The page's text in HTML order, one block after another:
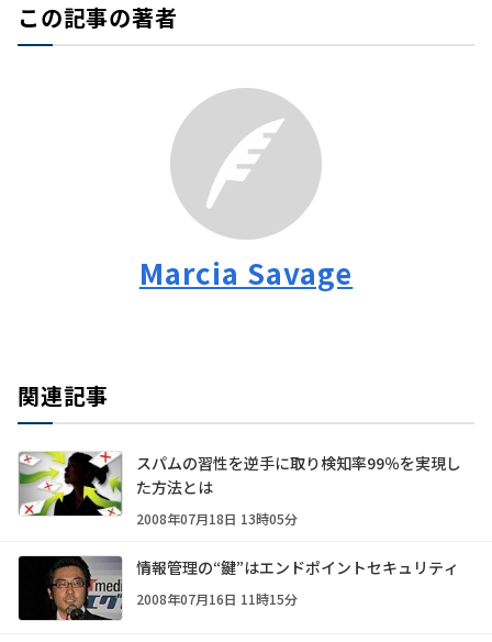
この記事の著者
Marcia Savage
関連記事
スパムの習性を逆手に取り検知率99％を実現し
た方法とは
2008年07月18日 13時05分
情報管理の“鍵”はエンドポイントセキュリティ
2008年07月16日 11時15分